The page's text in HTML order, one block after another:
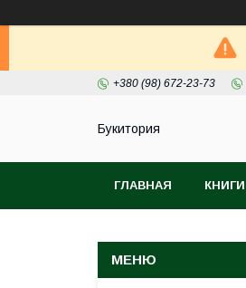
+380 (98) 672-23-73
Букитория
ГЛАВНАЯ КНИГИ